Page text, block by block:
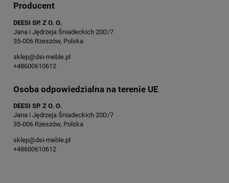
Producent
DEESI SP. Z O. O.
Jana i Jędrzeja Śniadeckich 20D/7
35-006 Rzeszów, Polska
sklep@dsi-meble.pl
+48600610612
Osoba odpowiedzialna na terenie UE
DEESI SP. Z O. O.
Jana i Jędrzeja Śniadeckich 20D/7
35-006 Rzeszów, Polska
sklep@dsi-meble.pl
+48600610612